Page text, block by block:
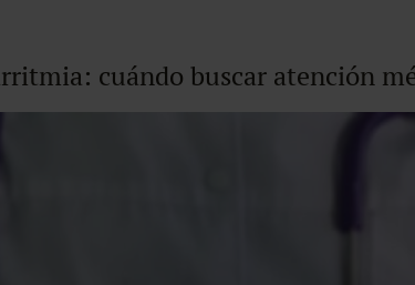
cuándo buscar atención